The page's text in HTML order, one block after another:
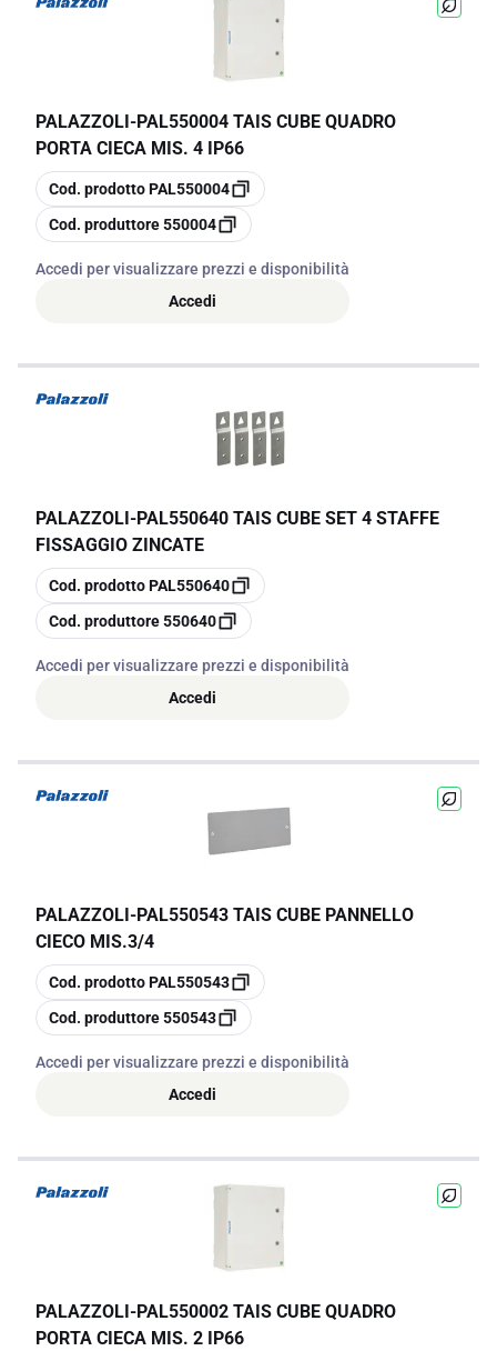
PALAZZOLI-PAL550004 TAIS CUBE QUADRO
PORTA CIECA MIS. 4 IP66
copia
Cod. prodottoPAL550004
copia
Cod. produttore550004
Accedi per visualizzare prezzi e disponibilità
Accedi
PALAZZOLI-PAL550640 TAIS CUBE SET 4 STAFFE
FISSAGGIO ZINCATE
copia
Cod. prodottoPAL550640
copia
Cod. produttore550640
Accedi per visualizzare prezzi e disponibilità
Accedi
PALAZZOLI-PAL550543 TAIS CUBE PANNELLO
CIECO MIS.3/4
copia
Cod. prodottoPAL550543
copia
Cod. produttore550543
Accedi per visualizzare prezzi e disponibilità
Accedi
PALAZZOLI-PAL550002 TAIS CUBE QUADRO
PORTA CIECA MIS. 2 IP66